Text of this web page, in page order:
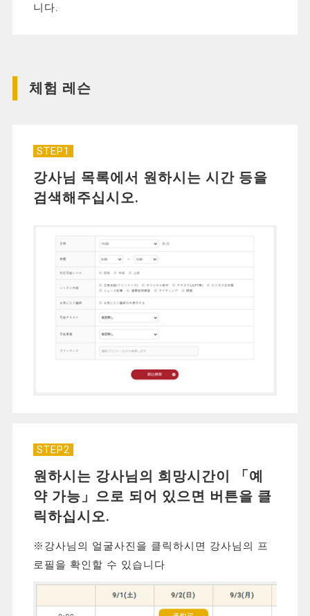
니다.
체험 레슨
STEP1
강사님 목록에서 원하시는 시간 등을
검색해주십시오.
STEP2
원하시는 강사님의 희망시간이 「예
약 가능」으로 되어 있으면 버튼을 클
릭하십시오.
※강사님의 얼굴사진을 클릭하시면 강사님의 프
로필을 확인할 수 있습니다